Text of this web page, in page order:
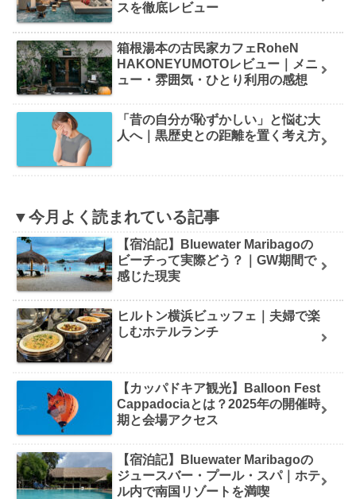
スを徹底レビュー
箱根湯本の古民家カフェRoheN
HAKONEYUMOTOレビュー｜メニ
ュー・雰囲気・ひとり利用の感想
「昔の自分が恥ずかしい」と悩む大
人へ｜黒歴史との距離を置く考え方
▼今月よく読まれている記事
【宿泊記】Bluewater Maribagoの
ビーチって実際どう？｜GW期間で
感じた現実
ヒルトン横浜ビュッフェ｜夫婦で楽
しむホテルランチ
【カッパドキア観光】Balloon Fest
Cappadociaとは？2025年の開催時
期と会場アクセス
【宿泊記】Bluewater Maribagoの
ジュースバー・プール・スパ｜ホテ
ル内で南国リゾートを満喫